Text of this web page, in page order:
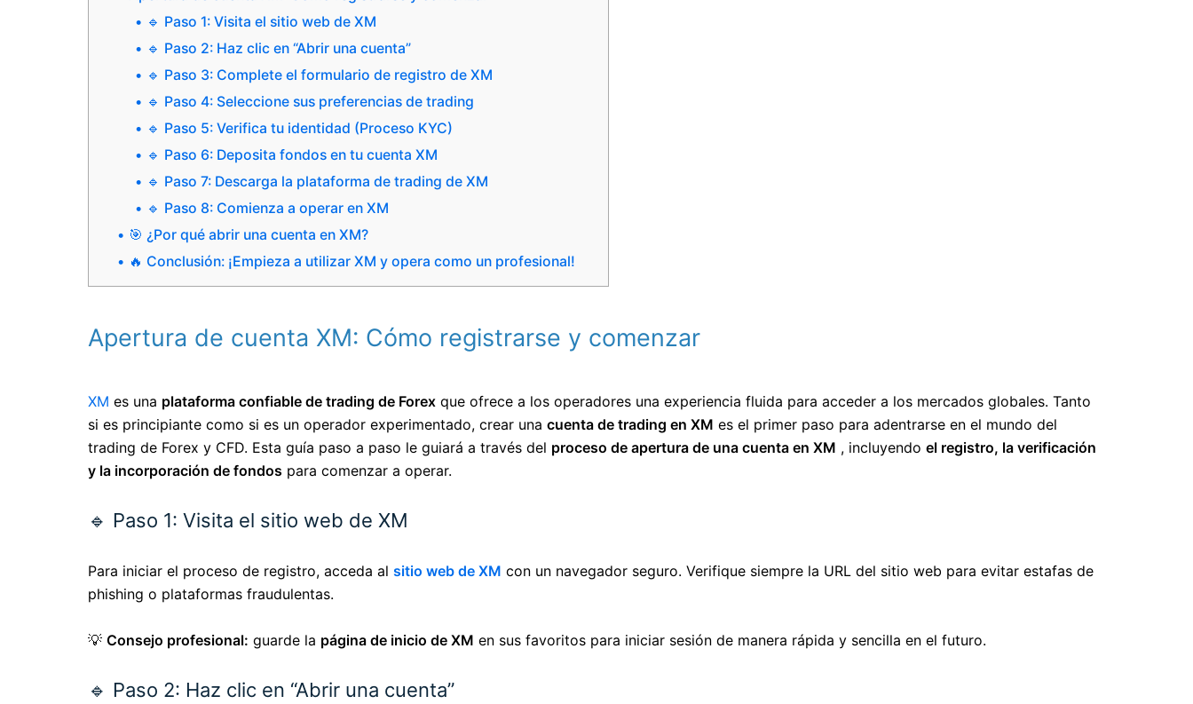
🔹 Paso 1: Visita el sitio web de XM
🔹 Paso 2: Haz clic en “Abrir una cuenta”
🔹 Paso 3: Complete el formulario de registro de XM
🔹 Paso 4: Seleccione sus preferencias de trading
🔹 Paso 5: Verifica tu identidad (Proceso KYC)
🔹 Paso 6: Deposita fondos en tu cuenta XM
🔹 Paso 7: Descarga la plataforma de trading de XM
🔹 Paso 8: Comienza a operar en XM
🎯 ¿Por qué abrir una cuenta en XM?
🔥 Conclusión: ¡Empieza a utilizar XM y opera como un profesional!
Apertura de cuenta XM: Cómo registrarse y comenzar
XM es una plataforma confiable de trading de Forex que ofrece a los operadores una experiencia fluida para acceder a los mercados globales. Tanto
si es principiante como si es un operador experimentado, crear una cuenta de trading en XM es el primer paso para adentrarse en el mundo del
trading de Forex y CFD. Esta guía paso a paso le guiará a través del proceso de apertura de una cuenta en XM , incluyendo el registro, la verificación
y la incorporación de fondos para comenzar a operar.
🔹 Paso 1: Visita el sitio web de XM
Para iniciar el proceso de registro, acceda al sitio web de XM con un navegador seguro. Verifique siempre la URL del sitio web para evitar estafas de
phishing o plataformas fraudulentas.
💡 Consejo profesional: guarde la página de inicio de XM en sus favoritos para iniciar sesión de manera rápida y sencilla en el futuro.
🔹 Paso 2: Haz clic en “Abrir una cuenta”